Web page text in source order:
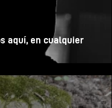
aquí, en cualquier